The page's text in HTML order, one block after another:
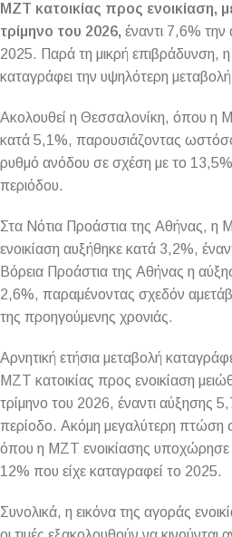
ΜΖΤ κατοικίας προς ενοικίαση,
τρίμηνο του 2026, έναντι 7,6% την
2025. Παρά τη μικρή επιβράδυνση, η
καταγράφει την υψηλότερη
Ακολουθεί η Θεσσαλονίκη, όπου η
κατά 5,1%, παρουσιάζοντας
ρυθμό ανόδου σε σχέση με το
περιόδου.
Στα Νότια Προάστια της Αθήνας, η
ενοικίαση αυξήθηκε κατά 3,2%,
Βόρεια Προάστια της Αθήνας η
2,6%, παραμένοντας σχεδόν
της προηγούμενης χρονιάς.
Αρνητική ετήσια μεταβολή
ΜΖΤ κατοικίας προς ενοικίαση
τρίμηνο του 2026, έναντι αύξησης
περίοδο. Ακόμη μεγαλύτερη πτώση
όπου η ΜΖΤ ενοικίασης υποχώρησε
12% που είχε καταγραφεί το 2025.
Συνολικά, η εικόνα της αγοράς